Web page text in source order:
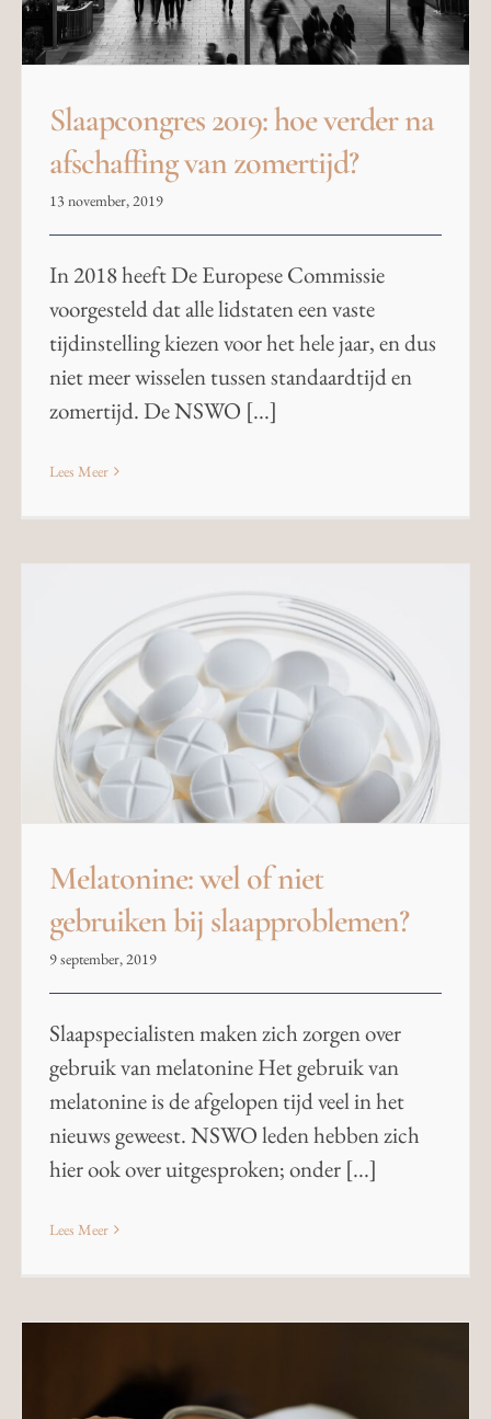
Slaapcongres 2019: hoe verder na
afschaffing van zomertijd?
13 november, 2019
In 2018 heeft De Europese Commissie
voorgesteld dat alle lidstaten een vaste
tijdinstelling kiezen voor het hele jaar, en dus
niet meer wisselen tussen standaardtijd en
zomertijd. De NSWO [...]
Lees Meer
Melatonine: wel of niet
gebruiken bij slaapproblemen?
9 september, 2019
Slaapspecialisten maken zich zorgen over
gebruik van melatonine Het gebruik van
melatonine is de afgelopen tijd veel in het
nieuws geweest. NSWO leden hebben zich
hier ook over uitgesproken; onder [...]
Lees Meer